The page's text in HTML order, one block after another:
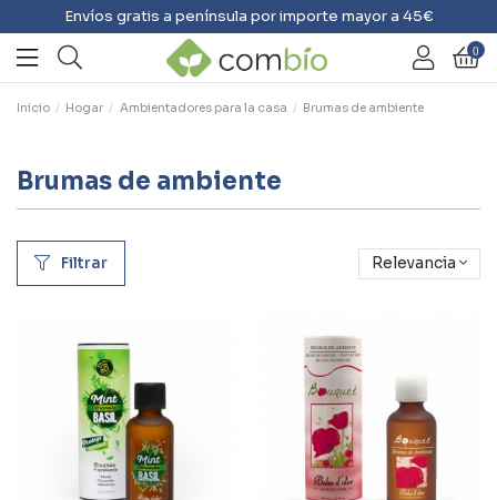
Envíos gratis a península por importe mayor a 45€
0
Inicio Hogar Ambientadores para la casa Brumas de ambiente
Brumas de ambiente
Filtrar Relevancia